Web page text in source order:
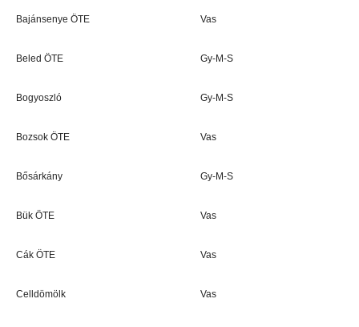
Bajánsenye ÖTE Vas
Beled ÖTE Gy-M-S
Bogyoszló Gy-M-S
Bozsok ÖTE Vas
Bősárkány Gy-M-S
Bük ÖTE Vas
Cák ÖTE Vas
Celldömölk Vas